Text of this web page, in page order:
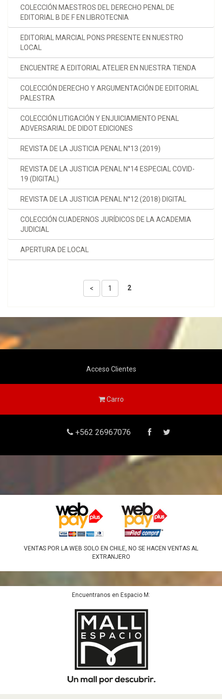
COLECCIÓN MAESTROS DEL DERECHO PENAL DE
EDITORIAL B DE F EN LIBROTECNIA
EDITORIAL MARCIAL PONS PRESENTE EN NUESTRO
LOCAL
ENCUENTRE A EDITORIAL ATELIER EN NUESTRA TIENDA
COLECCIÓN DERECHO Y ARGUMENTACIÓN DE EDITORIAL
PALESTRA
COLECCIÓN LITIGACIÓN Y ENJUICIAMIENTO PENAL
ADVERSARIAL DE DIDOT EDICIONES
REVISTA DE LA JUSTICIA PENAL N°13 (2019)
REVISTA DE LA JUSTICIA PENAL N°14 ESPECIAL COVID-
19 (DIGITAL)
REVISTA DE LA JUSTICIA PENAL N°12 (2018) DIGITAL
COLECCIÓN CUADERNOS JURÍDICOS DE LA ACADEMIA
JUDICIAL
APERTURA DE LOCAL
< 1 2
Acceso Clientes
Carro
+562 26967076
VENTAS POR LA WEB SOLO EN CHILE, NO SE HACEN VENTAS AL
EXTRANJERO
Encuentranos en Espacio M: